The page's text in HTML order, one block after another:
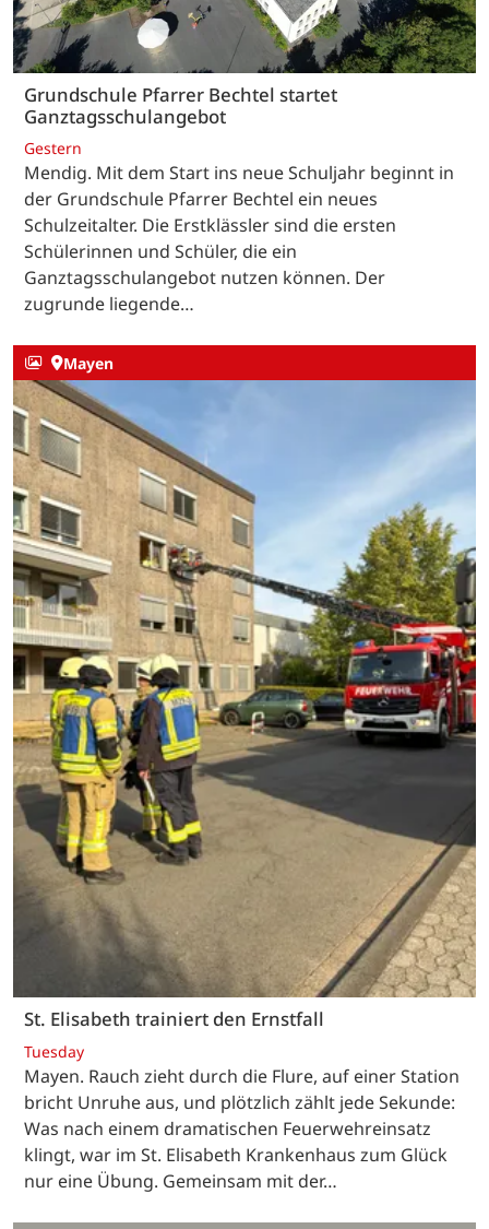
Grundschule Pfarrer Bechtel startet
Ganztagsschulangebot
Gestern
Mendig. Mit dem Start ins neue Schuljahr beginnt in
der Grundschule Pfarrer Bechtel ein neues
Schulzeitalter. Die Erstklässler sind die ersten
Schülerinnen und Schüler, die ein
Ganztagsschulangebot nutzen können. Der
zugrunde liegende…
Mayen
St. Elisabeth trainiert den Ernstfall
Tuesday
Mayen. Rauch zieht durch die Flure, auf einer Station
bricht Unruhe aus, und plötzlich zählt jede Sekunde:
Was nach einem dramatischen Feuerwehreinsatz
klingt, war im St. Elisabeth Krankenhaus zum Glück
nur eine Übung. Gemeinsam mit der…